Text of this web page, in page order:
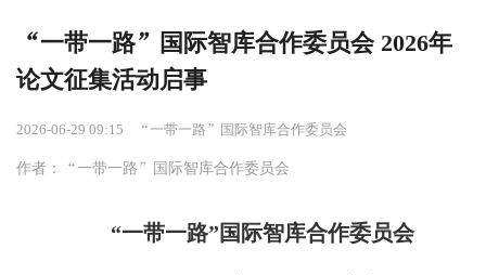
“一带一路”国际智库合作委员会 2026年
论文征集活动启事
2026-06-29 09:15 “一带一路”国际智库合作委员会
作者：“一带一路”国际智库合作委员会
“一带一路”国际智库合作委员会